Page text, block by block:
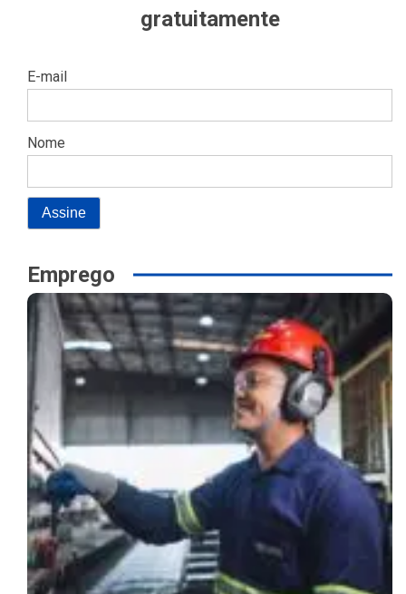
gratuitamente
E-mail
Nome
Emprego